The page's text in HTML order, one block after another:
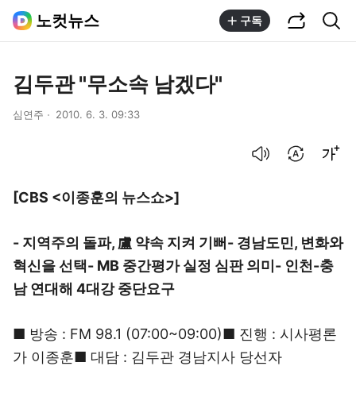
노컷뉴스 구독
김두관 "무소속 남겠다"
심연주 2010. 6. 3. 09:33
[CBS <이종훈의 뉴스쇼>]
- 지역주의 돌파, 盧 약속 지켜 기뻐- 경남도민, 변화와
혁신을 선택- MB 중간평가 실정 심판 의미- 인천-충
남 연대해 4대강 중단요구
■ 방송 : FM 98.1 (07:00~09:00)■ 진행 : 시사평론
가 이종훈■ 대담 : 김두관 경남지사 당선자